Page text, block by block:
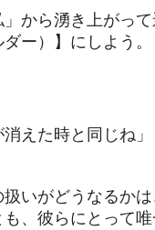
から湧き上がっ
ー）】にしよう。
えた時と同じね」
いがどうなるか
、彼らにとって